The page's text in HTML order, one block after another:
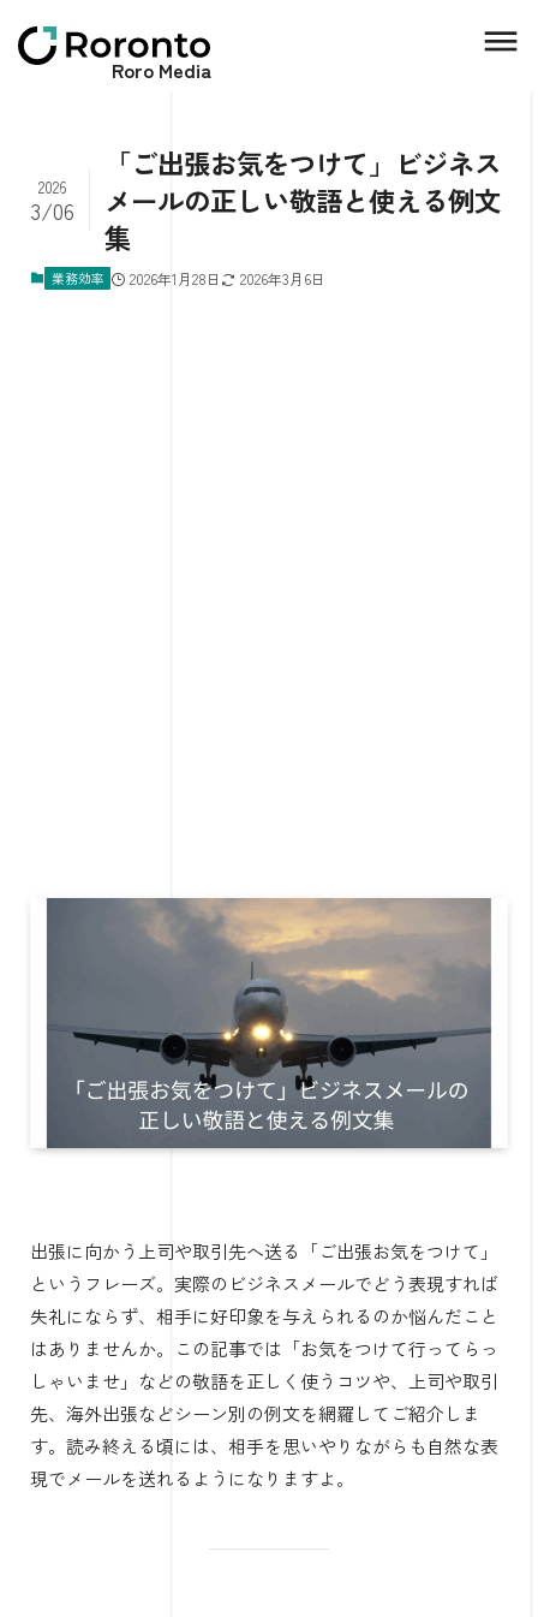
Roro Media
「ご出張お気をつけて」ビジネス
メールの正しい敬語と使える例文
集
2026
3/06
業務効率 2026年1月28日 2026年3月6日
出張に向かう上司や取引先へ送る「ご出張お気をつけて」
というフレーズ。実際のビジネスメールでどう表現すれば
失礼にならず、相手に好印象を与えられるのか悩んだこと
はありませんか。この記事では「お気をつけて行ってらっ
しゃいませ」などの敬語を正しく使うコツや、上司や取引
先、海外出張などシーン別の例文を網羅してご紹介しま
す。読み終える頃には、相手を思いやりながらも自然な表
現でメールを送れるようになりますよ。